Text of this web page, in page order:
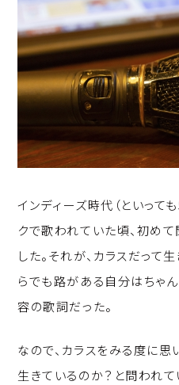
インディーズ時代（といって
クで歌われていた頃、初め
した。それが、カラスだって
らでも路がある自分はちゃ
容の歌詞だった。
なので、カラスをみる度に思
生きているのか？と問われて